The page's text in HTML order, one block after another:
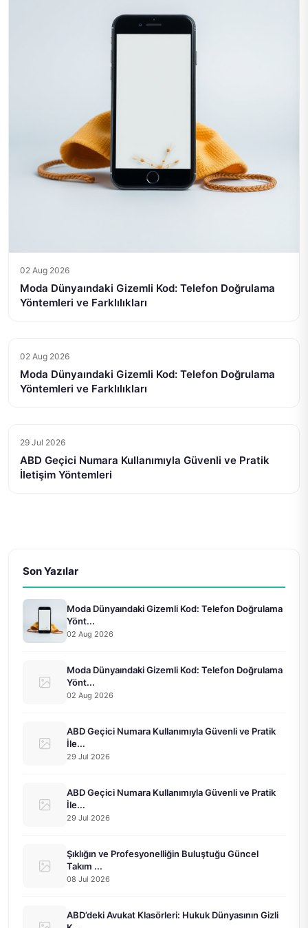
02 Aug 2026
Moda Dünyaındaki Gizemli Kod: Telefon Doğrulama
Yöntemleri ve Farklılıkları
02 Aug 2026
Moda Dünyaındaki Gizemli Kod: Telefon Doğrulama
Yöntemleri ve Farklılıkları
29 Jul 2026
ABD Geçici Numara Kullanımıyla Güvenli ve Pratik
İletişim Yöntemleri
Son Yazılar
Moda Dünyaındaki Gizemli Kod: Telefon Doğrulama
Yönt...
02 Aug 2026
Moda Dünyaındaki Gizemli Kod: Telefon Doğrulama
Yönt...
02 Aug 2026
ABD Geçici Numara Kullanımıyla Güvenli ve Pratik
İle...
29 Jul 2026
ABD Geçici Numara Kullanımıyla Güvenli ve Pratik
İle...
29 Jul 2026
Şıklığın ve Profesyonelliğin Buluştuğu Güncel
Takım ...
08 Jul 2026
ABD’deki Avukat Klasörleri: Hukuk Dünyasının Gizli